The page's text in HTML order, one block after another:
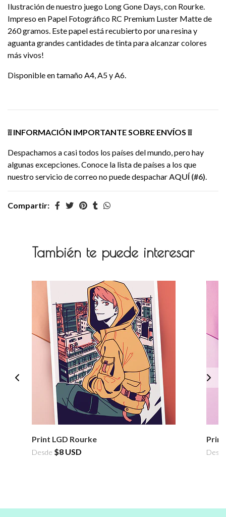
Ilustración de nuestro juego Long Gone Days, con Rourke.
Impreso en Papel Fotográfico RC Premium Luster Matte de
260 gramos. Este papel está recubierto por una resina y
aguanta grandes cantidades de tinta para alcanzar colores
más vivos!
Disponible en tamaño A4, A5 y A6.
❕❕ INFORMACIÓN IMPORTANTE SOBRE ENVÍOS ❕❕
Despachamos a casi todos los países del mundo, pero hay
algunas excepciones. Conoce la lista de países a los que
nuestro servicio de correo no puede despacharAQUÍ (#6).
Compartir:
También te puede interesar
Print LGD Rourke
Desde $8 USD
Print